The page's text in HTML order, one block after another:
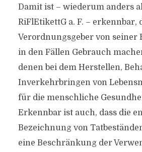
Damit ist – wiederum anders
RiFlEtikettG a. F. – erkennbar,
Verordnungsgeber von seiner
in den Fällen Gebrauch
denen bei dem Herstellen,
Inverkehrbringen von
für die menschliche
Erkennbar ist auch, dass die
Bezeichnung von
eine Beschränkung der